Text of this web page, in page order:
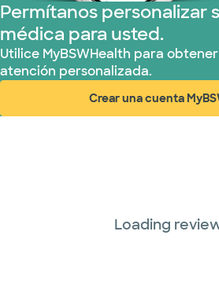
Permítanos personalizar
médica para usted.
Utilice MyBSWHealth para
atención personalizada.
Crear una cuenta(abre
Loading